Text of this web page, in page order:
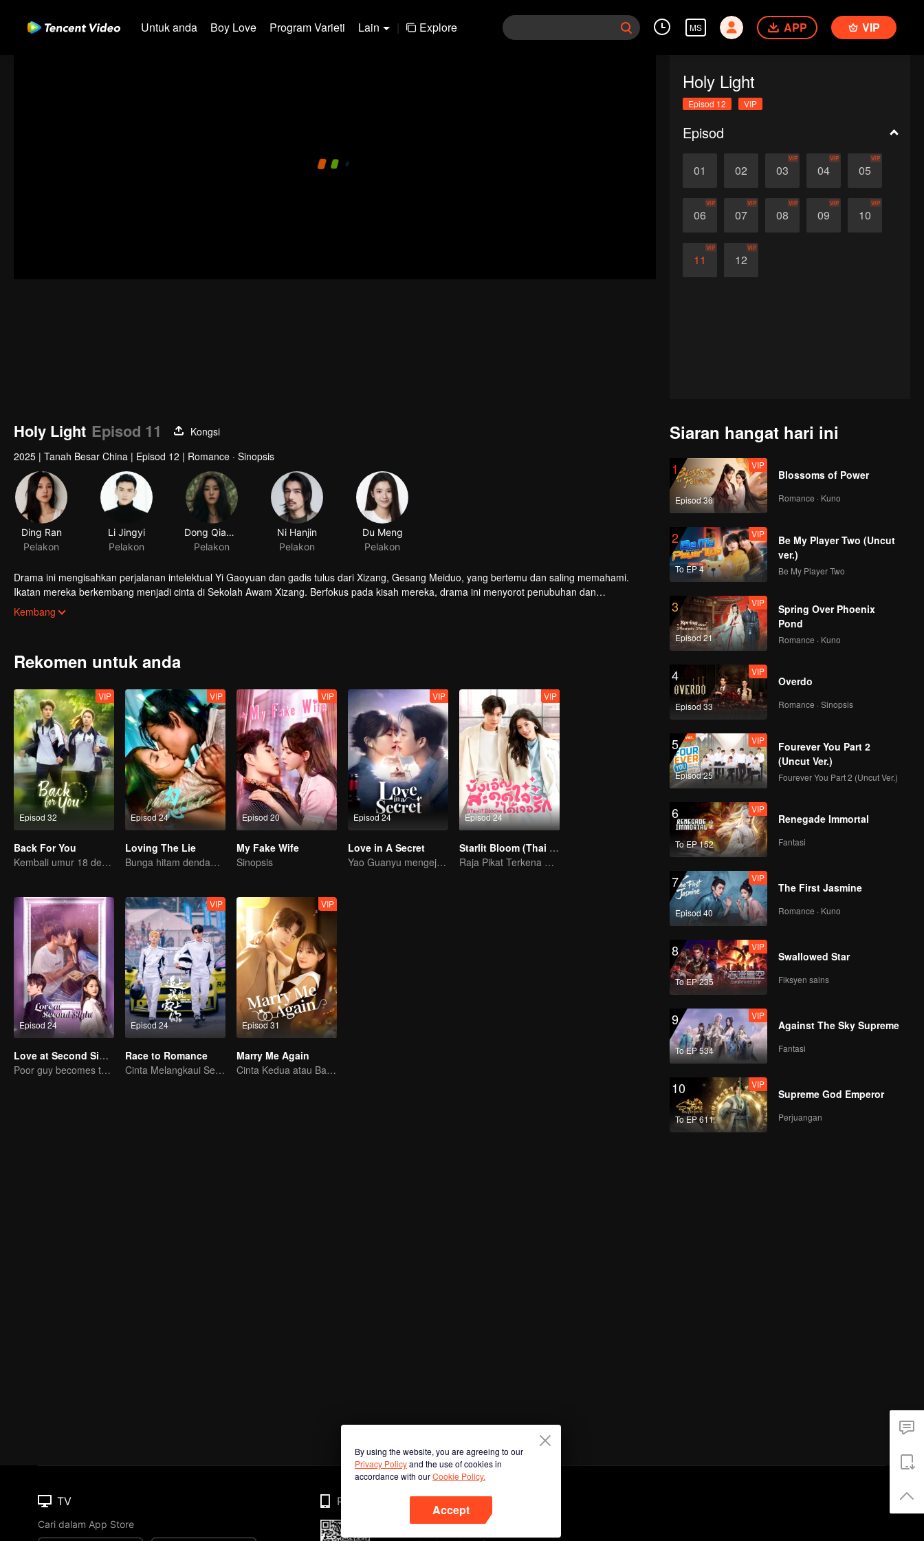
Untuk anda Boy Love Program Varieti Lain | Explore MS APP VIP
Holy Light
Episod 12 VIP
Episod
01 02 03
VIP
04
VIP
05
VIP
06
VIP
07
VIP
08
VIP
09
VIP
10
VIP
11
VIP
12
VIP
Holy Light Episod 11
Kongsi
2025 | Tanah Besar China | Episod 12 | Romance · Sinopsis
Drama ini mengisahkan perjalanan intelektual Yi Gaoyuan dan gadis tulus dari Xizang, Gesang Meiduo, yang bertemu dan saling memahami.
Ikatan mereka berkembang menjadi cinta di Sekolah Awam Xizang. Berfokus pada kisah mereka, drama ini menyorot penubuhan dan
perkembangan Sekolah Awam Xizang, institusi pengajian tinggi pertama yang didirikan oleh China untuk Xizang. Ia menonjolkan perubahan besar
yang dibawa oleh pembebasan aman kepada Xizang dan rakyatnya, serta menggambarkan perjalanan New Xizang yang penuh cabaran tetapi
Kembang
Rekomen untuk anda
Episod 32
VIP
Back For You
Kembali umur 18 demi menyelamatkan cinta pertama!
Episod 24
VIP
Loving The Lie
Bunga hitam dendam terperangkap cinta dengan pewaris nakal
Episod 20
VIP
My Fake Wife
Sinopsis
Episod 24
VIP
Love in A Secret
Yao Guanyu mengejar cinta dalam takdir yang berliku
Episod 24
VIP
Starlit Bloom (Thai Ver.)
Raja Pikat Terkena Pukat!
Episod 24
Love at Second Sight
Poor guy becomes the domineering CEO and pursues his first love
Episod 24
VIP
Race to Romance
Cinta Melangkaui Sempadan, Bersatu Demi Kejayaan
Episod 31
VIP
Marry Me Again
Cinta Kedua atau Bayangan Lama?
Siaran hangat hari ini
1
Episod 36
VIP
Blossoms of Power
Romance · Kuno
2
To EP 4
VIP
Be My Player Two (Uncut
ver.)
Be My Player Two
3
Episod 21
VIP
Spring Over Phoenix
Pond
Romance · Kuno
4
Episod 33
VIP
Overdo
Romance · Sinopsis
5
Episod 25
VIP
Fourever You Part 2
(Uncut Ver.)
Fourever You Part 2 (Uncut Ver.)
6
To EP 152
VIP
Renegade Immortal
Fantasi
7
Episod 40
VIP
The First Jasmine
Romance · Kuno
8
To EP 235
VIP
Swallowed Star
Fiksyen sains
9
To EP 534
VIP
Against The Sky Supreme
Fantasi
10
To EP 611
VIP
Supreme God Emperor
Perjuangan
By using the website, you are agreeing to our
Privacy Policyand the use of cookies in
accordance with ourCookie Policy.
Accept
TV
Cari dalam App Store
Phone